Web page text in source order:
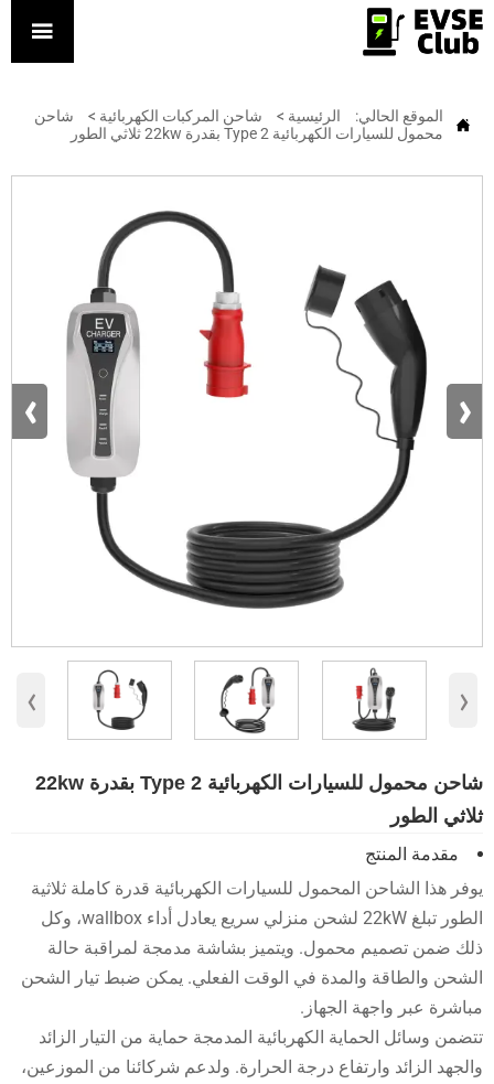

 الموقع الحالي: الرئيسية > شاحن المركبات الكهربائية >
شاحن
محمول للسيارات الكهربائية Type 2 بقدرة 22kw ثلاثي الطور
‹ ›
‹ ›
شاحن محمول للسيارات الكهربائية Type 2 بقدرة 22kw
ثلاثي الطور
مقدمة المنتج
يوفر هذا الشاحن المحمول للسيارات الكهربائية قدرة كاملة ثلاثية
الطور تبلغ 22kW لشحن منزلي سريع يعادل أداء wallbox، وكل
ذلك ضمن تصميم محمول. ويتميز بشاشة مدمجة لمراقبة حالة
الشحن والطاقة والمدة في الوقت الفعلي. يمكن ضبط تيار الشحن
مباشرة عبر واجهة الجهاز.
تتضمن وسائل الحماية الكهربائية المدمجة حماية من التيار الزائد
والجهد الزائد وارتفاع درجة الحرارة. ولدعم شركائنا من الموزعين،